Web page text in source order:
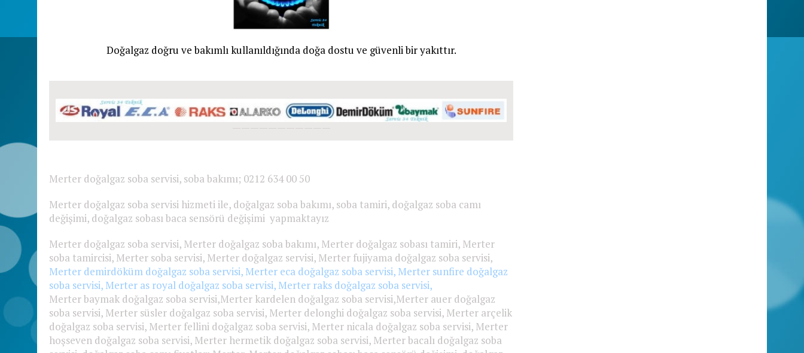
Doğalgaz doğru ve bakımlı kullanıldığında doğa dostu ve güvenli bir yakıttır.
———————————
Merter doğalgaz soba servisi, soba bakımı; 0212 634 00 50
Merter doğalgaz soba servisi hizmeti ile, doğalgaz soba bakımı, soba tamiri, doğalgaz soba camı
değişimi, doğalgaz sobası baca sensörü değişimi yapmaktayız
Merter doğalgaz soba servisi, Merter doğalgaz soba bakımı, Merter doğalgaz sobası tamiri, Merter
soba tamircisi, Merter soba servisi, Merter doğalgaz servisi, Merter fujiyama doğalgaz soba servisi,
Merter demirdöküm doğalgaz soba servisi, Merter eca doğalgaz soba servisi, Merter sunfire doğalgaz
soba servisi, Merter as royal doğalgaz soba servisi, Merter raks doğalgaz soba servisi,
Merter baymak doğalgaz soba servisi,Merter kardelen doğalgaz soba servisi,Merter auer doğalgaz
soba servisi, Merter süsler doğalgaz soba servisi, Merter delonghi doğalgaz soba servisi, Merter arçelik
doğalgaz soba servisi, Merter fellini doğalgaz soba servisi, Merter nicala doğalgaz soba servisi, Merter
hoşseven doğalgaz soba servisi, Merter hermetik doğalgaz soba servisi, Merter bacalı doğalgaz soba